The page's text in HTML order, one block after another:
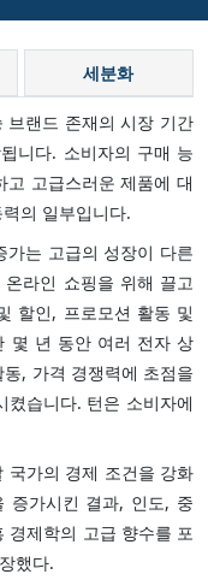
세분화
브랜드 존재의 시장 기간
니다. 소비자의 구매 능
고급스러운 제품에 대
의 일부입니다.
가는 고급의 성장이 다른
라인 쇼핑을 위해 끌고
할인, 프로모션 활동 및
몇 년 동안 여러 전자 상
, 가격 경쟁력에 초점을
습니다. 턴은 소비자에
가의 경제 조건을 강화
증가시킨 결과, 인도, 중
경제학의 고급 향수를 포
했다.